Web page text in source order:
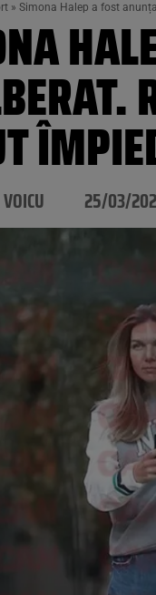
» Simona Halep a fost
25/03/